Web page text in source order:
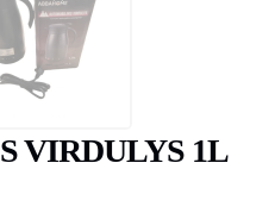
VIRDULYS 1L